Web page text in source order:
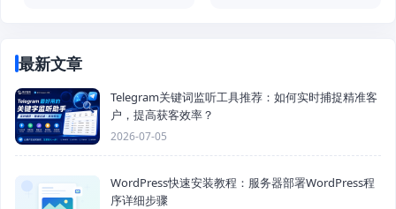
最新文章
Telegram关键词监听工具推荐：如何实时捕捉精准客
户，提高获客效率？
2026-07-05
WordPress快速安装教程：服务器部署WordPress程
序详细步骤